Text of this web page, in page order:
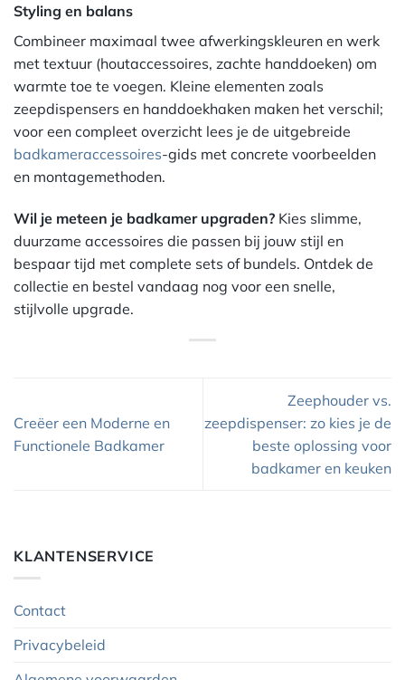
Styling en balans
Combineer maximaal twee afwerkingskleuren en werk
met textuur (houtaccessoires, zachte handdoeken) om
warmte toe te voegen. Kleine elementen zoals
zeepdispensers en handdoekhaken maken het verschil;
voor een compleet overzicht lees je de uitgebreide
badkameraccessoires-gids met concrete voorbeelden
en montagemethoden.
Wil je meteen je badkamer upgraden? Kies slimme,
duurzame accessoires die passen bij jouw stijl en
bespaar tijd met complete sets of bundels. Ontdek de
collectie en bestel vandaag nog voor een snelle,
stijlvolle upgrade.
Creëer een Moderne en
Functionele Badkamer
Zeephouder vs.
zeepdispenser: zo kies je de
beste oplossing voor
badkamer en keuken
KLANTENSERVICE
Contact
Privacybeleid